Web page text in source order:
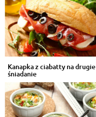
Kanapka z ciabatty na drugie
śniadanie